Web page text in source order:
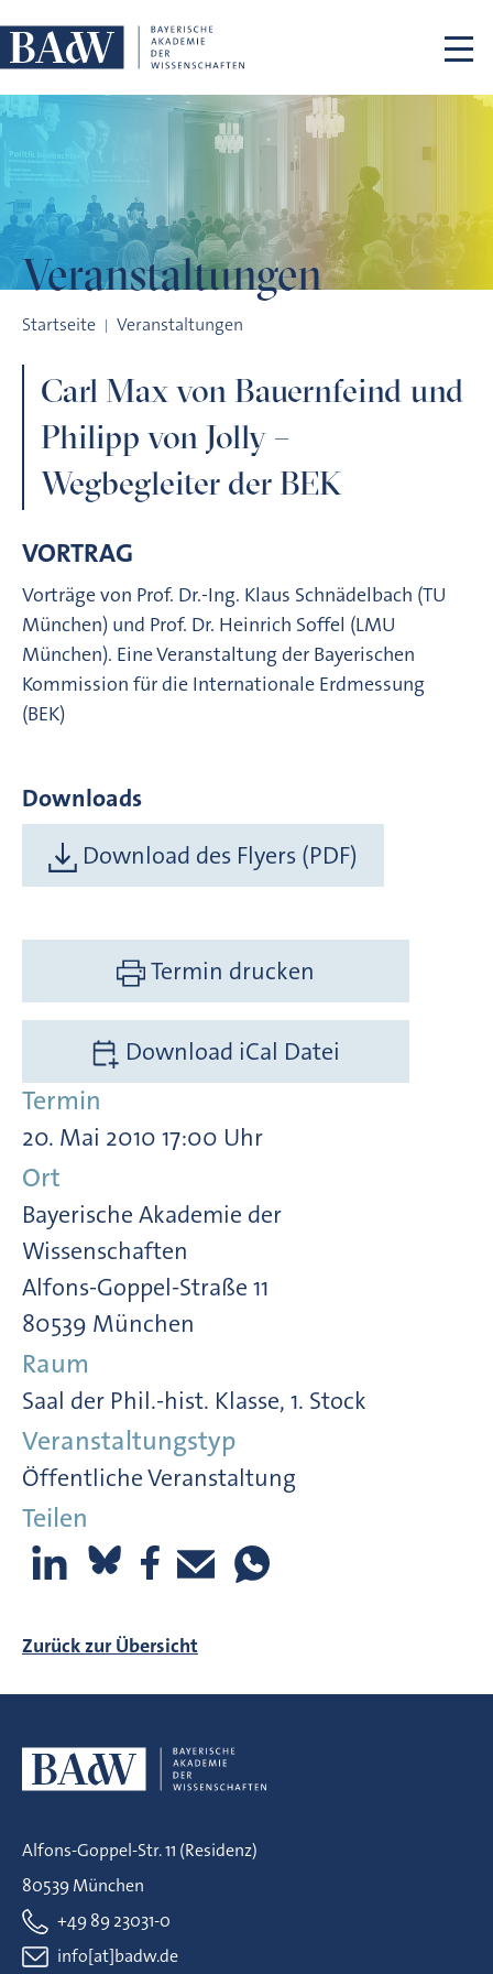
Veranstaltungen
Startseite Veranstaltungen
Carl Max von Bauernfeind und
Philipp von Jolly –
Wegbegleiter der BEK
VORTRAG
Vorträge von Prof. Dr.-Ing. Klaus Schnädelbach (TU
München) und Prof. Dr. Heinrich Soffel (LMU
München). Eine Veranstaltung der Bayerischen
Kommission für die Internationale Erdmessung
(BEK)
Downloads
Download des Flyers (PDF)
Termin drucken
Download iCal Datei
Termin
20. Mai 2010 17:00 Uhr
Ort
Bayerische Akademie der
Wissenschaften
Alfons-Goppel-Straße 11
80539 München
Raum
Saal der Phil.-hist. Klasse, 1. Stock
Veranstaltungstyp
Öffentliche Veranstaltung
Teilen
Zurück zur Übersicht
Alfons-Goppel-Str. 11 (Residenz)
80539 München
+49 89 23031-0
info[at]badw.de